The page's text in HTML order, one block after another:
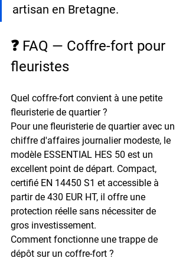
artisan en Bretagne.
❓ FAQ — Coffre-fort pour
fleuristes
Quel coffre-fort convient à une petite
fleuristerie de quartier ?
Pour une fleuristerie de quartier avec un
chiffre d'affaires journalier modeste, le
modèle ESSENTIAL HES 50 est un
excellent point de départ. Compact,
certifié EN 14450 S1 et accessible à
partir de 430 EUR HT, il offre une
protection réelle sans nécessiter de
gros investissement.
Comment fonctionne une trappe de
dépôt sur un coffre-fort ?